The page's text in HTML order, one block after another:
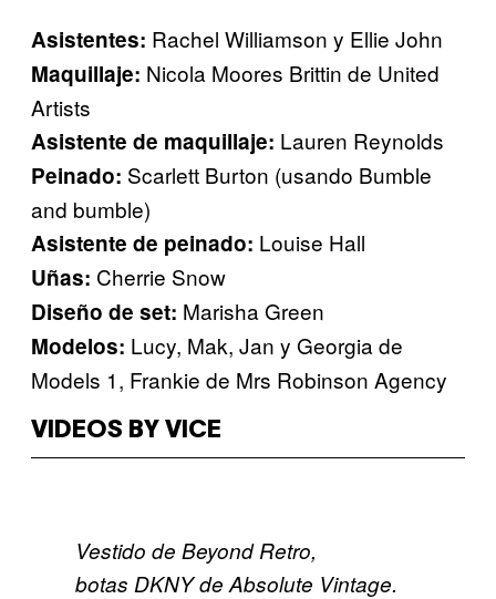
Asistentes: Rachel Williamson y Ellie John
Maquillaje: Nicola Moores Brittin de United
Artists
Asistente de maquillaje: Lauren Reynolds
Peinado: Scarlett Burton (usando Bumble
and bumble)
Asistente de peinado: Louise Hall
Uñas: Cherrie Snow
Diseño de set: Marisha Green
Modelos: Lucy, Mak, Jan y Georgia de
Models 1, Frankie de Mrs Robinson Agency
VIDEOS BY VICE
Vestido de Beyond Retro,
botas DKNY de Absolute Vintage.